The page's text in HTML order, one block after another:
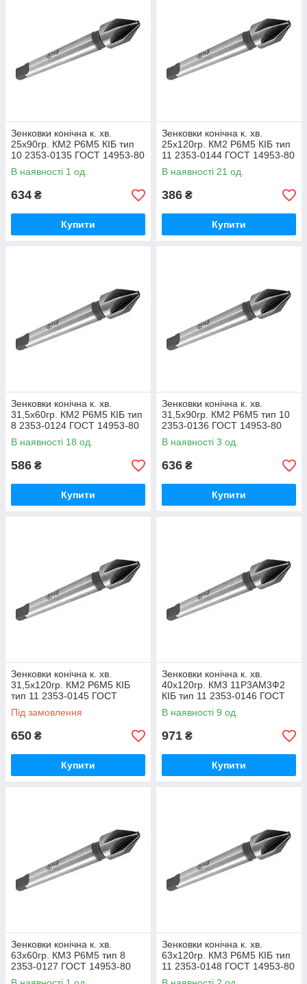
Зенковки конічна к. хв.
25х90гр. КМ2 Р6М5 КІБ тип
10 2353-0135 ГОСТ 14953-80
(ВІЗ)
В наявності 1 од.
634 ₴
Купити
Зенковки конічна к. хв.
25х120гр. КМ2 Р6М5 КІБ тип
11 2353-0144 ГОСТ 14953-80
(ВІЗ)
В наявності 21 од.
386 ₴
Купити
Зенковки конічна к. хв.
31,5х60гр. КМ2 Р6М5 КІБ тип
8 2353-0124 ГОСТ 14953-80
(ВІЗ)
В наявності 18 од.
586 ₴
Купити
Зенковки конічна к. хв.
31,5х90гр. КМ2 Р6М5 тип 10
2353-0136 ГОСТ 14953-80
(СИИТО)
В наявності 3 од.
636 ₴
Купити
Зенковки конічна к. хв.
31,5х120гр. КМ2 Р6М5 КІБ
тип 11 2353-0145 ГОСТ
14953-80 (ВІЗ)
Під замовлення
650 ₴
Купити
Зенковки конічна к. хв.
40х120гр. КМ3 11Р3АМ3Ф2
КІБ тип 11 2353-0146 ГОСТ
14953-80 (ВІЗ)
В наявності 9 од.
971 ₴
Купити
Зенковки конічна к. хв.
63х60гр. КМ3 Р6М5 тип 8
2353-0127 ГОСТ 14953-80
(ВІЗ)
Зенковки конічна к. хв.
63х120гр. КМ3 Р6М5 КІБ тип
11 2353-0148 ГОСТ 14953-80
(ВІЗ)